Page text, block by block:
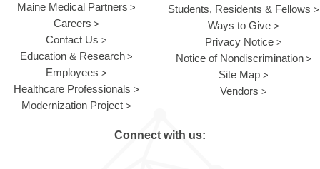
Maine Medical Partners
Careers
Contact Us
Education & Research
Employees
Healthcare Professionals
Modernization Project
Students, Residents & Fellows
Ways to Give
Privacy Notice
Notice of Nondiscrimination
Site Map
Vendors
Connect with us: